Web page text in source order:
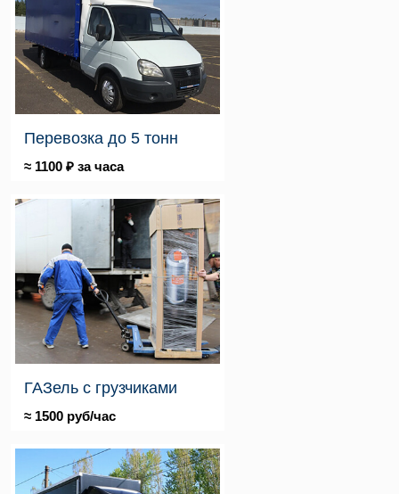
Перевозка до 5 тонн
≈ 1100 ₽ за часа
ГАЗель с грузчиками
≈ 1500 руб/час